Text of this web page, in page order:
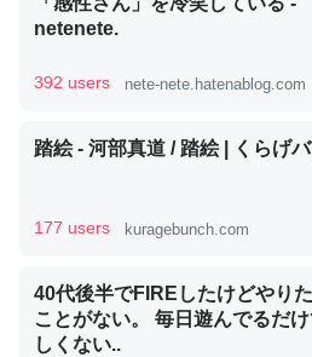
くらい。小説でいう「ずっと前の
ど、短期記憶というには多い分
かりやすく強くなりそう
コオロギのカルシウム分はエビの
─ニュース :: 【研究発表】昆虫学の大
いのか」に関する新仮説
netenete.
392 users nete-nete.hatenablog.com
踏絵 - 河部真道 / 踏絵 | くらげ
177 users kuragebunch.com
40代後半でFIREしたけどやり
ことがない。 毎日遊んでるだ
しくない..